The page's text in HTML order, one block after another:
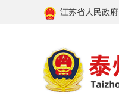
江苏省人民政府